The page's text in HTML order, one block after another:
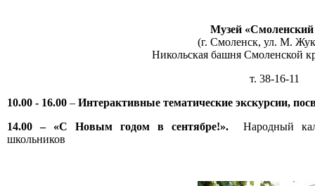
Музей «Смоленский
(г. Смоленск, ул. М.
Никольская башня Смоленской
т. 38-16-11
10.00 - 16.00 – Интерактивные тематические экскурсии,
14.00 – «С Новым годом в сентябре!».Народный
школьников